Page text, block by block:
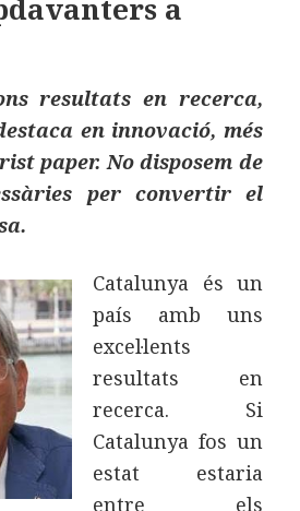
a
resultats en recerca,
en innovació, més
paper. No disposem de
per convertir el
Catalunya és un
país amb uns
excel·lents
resultats en
recerca. Si
Catalunya fos un
estat estaria
entre els